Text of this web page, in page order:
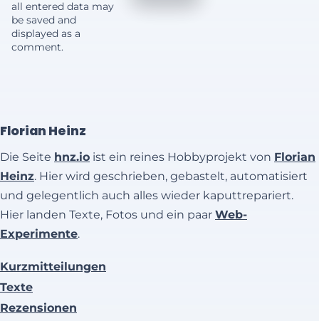
all entered data may
be saved and
displayed as a
comment.
Florian Heinz
Die Seite hnz.io ist ein reines Hobbyprojekt von Florian
Heinz. Hier wird geschrieben, gebastelt, automatisiert
und gelegentlich auch alles wieder kaputtrepariert.
Hier landen Texte, Fotos und ein paar Web-
Experimente.
Kurzmitteilungen
Texte
Rezensionen